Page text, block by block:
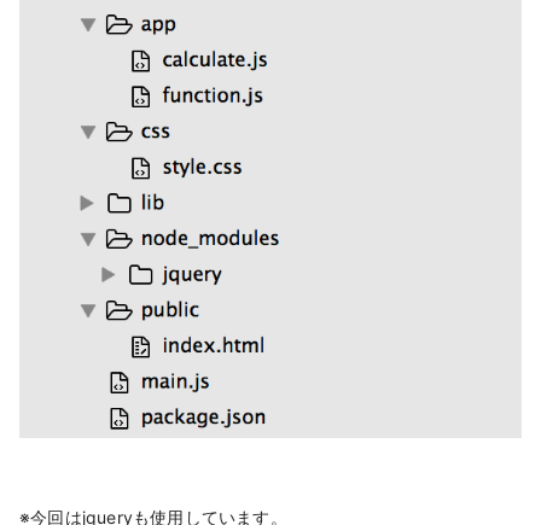
※今回はjqueryも使用しています。